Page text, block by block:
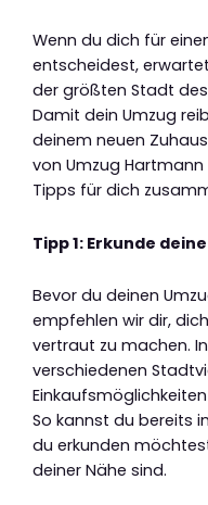
Wenn du dich für
entscheidest,
der größten Stadt
Damit dein Umzug
deinem neuen
von Umzug
Tipps für dich
Tipp 1: Erkunde
Bevor du deinen
empfehlen wir dir,
vertraut zu machen.
verschiedenen
So kannst du bereits
du erkunden
deiner Nähe sind.